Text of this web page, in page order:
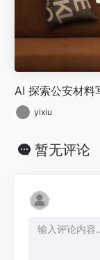
AI 探索公安材料
yixiu
暂无评论